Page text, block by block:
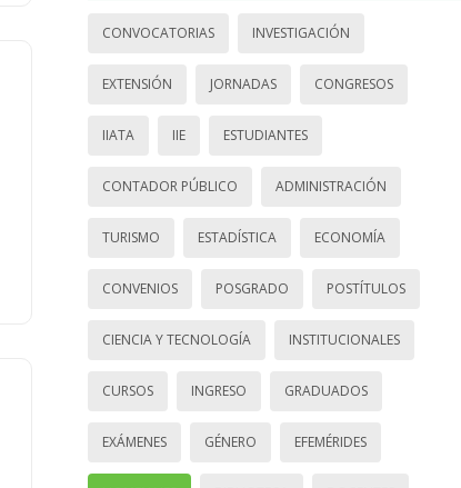
CONVOCATORIAS INVESTIGACIÓN
EXTENSIÓN JORNADAS CONGRESOS
IIATA IIE ESTUDIANTES
CONTADOR PÚBLICO ADMINISTRACIÓN
TURISMO ESTADÍSTICA ECONOMÍA
CONVENIOS POSGRADO POSTÍTULOS
CIENCIA Y TECNOLOGÍA INSTITUCIONALES
CURSOS INGRESO GRADUADOS
EXÁMENES GÉNERO EFEMÉRIDES